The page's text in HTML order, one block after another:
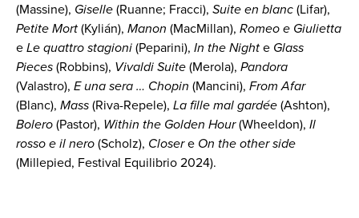
(Massine), Giselle(Ruanne; Fracci), Suite en blanc(Lifar),
Petite Mort(Kylián), Manon (MacMillan), Romeo e Giulietta
eLe quattro stagioni(Peparini), In the Nighte Glass
Pieces(Robbins), Vivaldi Suite(Merola), Pandora
(Valastro), E una sera … Chopin (Mancini), From Afar
(Blanc), Mass(Riva-Repele), La fille mal gardée(Ashton),
Bolero(Pastor), Within the Golden Hour(Wheeldon), Il
rosso e il nero(Scholz), Closere On the other side
(Millepied, Festival Equilibrio 2024).